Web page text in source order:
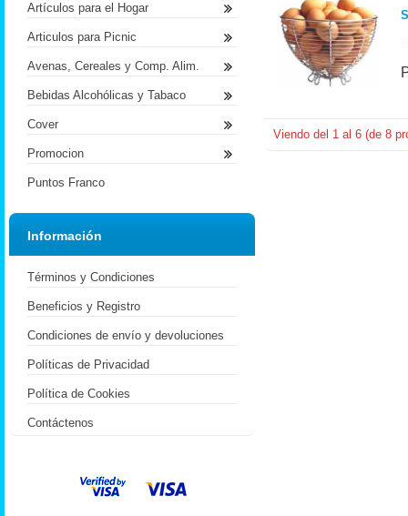
Viendo del 1 al 6 (de 8
Artículos para el Hogar
Articulos para Picnic
Avenas, Cereales y Comp. Alim.
Bebidas Alcohólicas y Tabaco
Cover
Promocion
Puntos Franco
Información
Términos y Condiciones
Beneficios y Registro
Condiciones de envío y devoluciones
Políticas de Privacidad
Política de Cookies
Contáctenos